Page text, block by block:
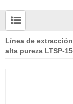
Línea de
alta pureza LTSP-15